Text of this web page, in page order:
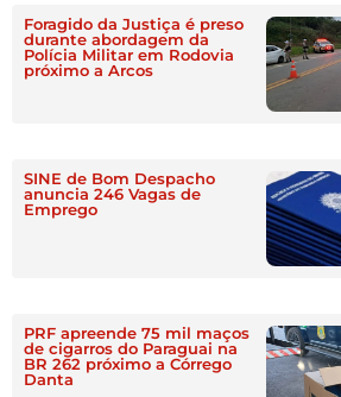
Foragido da Justiça é preso
durante abordagem da
Polícia Militar em Rodovia
próximo a Arcos
SINE de Bom Despacho
anuncia 246 Vagas de
Emprego
PRF apreende 75 mil maços
de cigarros do Paraguai na
BR 262 próximo a Córrego
Danta